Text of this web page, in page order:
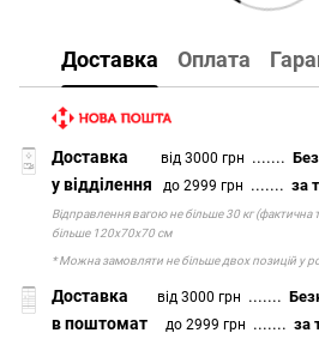
Доставка Оплата
Доставка від 3000 грн .......
у відділення до 2999 грн .......за
Відправлення вагою не більше 30 кг (фактична
більше 120х70х70 см
* Можна замовляти не більше двох позицій у
Доставка від 3000 грн .......
в поштомат до 2999 грн .......за